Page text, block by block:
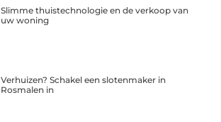
Slimme thuistechnologie en de verkoop van
uw woning
Verhuizen? Schakel een slotenmaker in
Rosmalen in